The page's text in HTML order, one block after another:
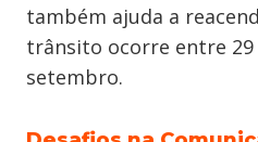
também ajuda a
trânsito ocorre entre 29
setembro.